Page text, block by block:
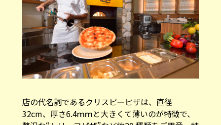
店の代名詞であるクリスピーピザは、直径
32cm、厚さ6.4ｍｍと大きくて薄いのが特徴で、